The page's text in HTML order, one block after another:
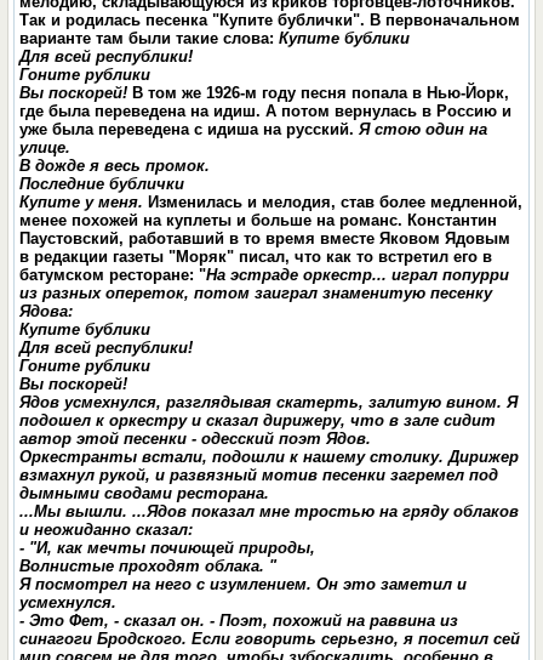
Так и родилась песенка "Купите бублички". В первоначальном
варианте там были такие слова:Купите бублики
Для всей республики!
Гоните рублики
Вы поскорей! В том же 1926-м году песня попала в Нью-Йорк,
где была переведена на идиш. А потом вернулась в Россию и
уже была переведена с идиша на русский.Я стою один на
улице.
В дожде я весь промок.
Последние бублички
Купите у меня. Изменилась и мелодия, став более медленной,
менее похожей на куплеты и больше на романс. Константин
Паустовский, работавший в то время вместе Яковом Ядовым
в редакции газеты "Моряк" писал, что как то встретил его в
батумском ресторане: "На эстраде оркестр... играл попурри
из разных опереток, потом заиграл знаменитую песенку
Ядова:
Купите бублики
Для всей республики!
Гоните рублики
Вы поскорей!
Ядов усмехнулся, разглядывая скатерть, залитую вином. Я
подошел к оркестру и сказал дирижеру, что в зале сидит
автор этой песенки - одесский поэт Ядов.
Оркестранты встали, подошли к нашему столику. Дирижер
взмахнул рукой, и развязный мотив песенки загремел под
дымными сводами ресторана.
...Мы вышли. ...Ядов показал мне тростью на гряду облаков
и неожиданно сказал:
- "И, как мечты почиющей природы,
Волнистые проходят облака. "
Я посмотрел на него с изумлением. Он это заметил и
усмехнулся.
- Это Фет, - сказал он. - Поэт, похожий на раввина из
синагоги Бродского. Если говорить серьезно, я посетил сей